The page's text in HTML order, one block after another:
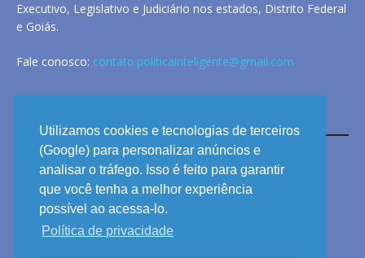
Utilizamos cookies e tecnologias de terceiros
(Google) para personalizar anúncios e
analisar o tráfego. Isso é feito para garantir
que você tenha a melhor experiência
possível ao acessa-lo.
Política de privacidade
Executivo, Legislativo e Judiciário nos estados, Distrito Federal
e Goiás.
Fale conosco: contato.politicainteligente@gmail.com
LINKS
ANUNCIE
PRIVACIDADE
CONTATO